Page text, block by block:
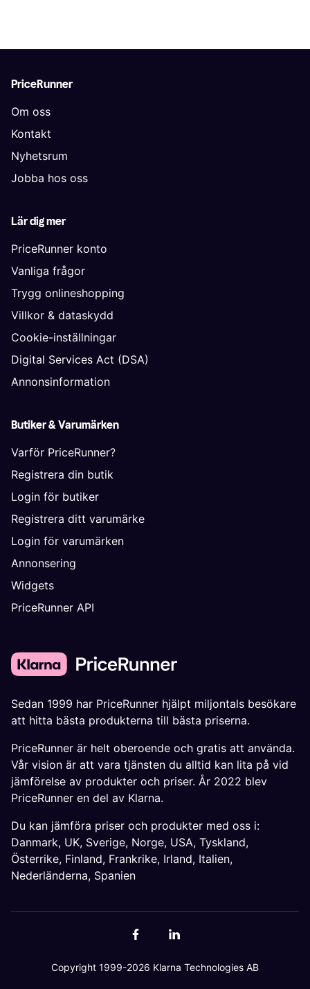
PriceRunner
Om oss
Kontakt
Nyhetsrum
Jobba hos oss
Lär dig mer
PriceRunner konto
Vanliga frågor
Trygg onlineshopping
Villkor & dataskydd
Cookie-inställningar
Digital Services Act (DSA)
Annonsinformation
Butiker & Varumärken
Varför PriceRunner?
Registrera din butik
Login för butiker
Registrera ditt varumärke
Login för varumärken
Annonsering
Widgets
PriceRunner API
Sedan 1999 har PriceRunner hjälpt miljontals besökare
att hitta bästa produkterna till bästa priserna.
PriceRunner är helt oberoende och gratis att använda.
Vår vision är att vara tjänsten du alltid kan lita på vid
jämförelse av produkter och priser. År 2022 blev
PriceRunner en del av Klarna.
Du kan jämföra priser och produkter med oss i:
Danmark, UK, Sverige, Norge, USA, Tyskland,
Österrike, Finland, Frankrike, Irland, Italien,
Nederländerna, Spanien
Copyright 1999-2026 Klarna Technologies AB